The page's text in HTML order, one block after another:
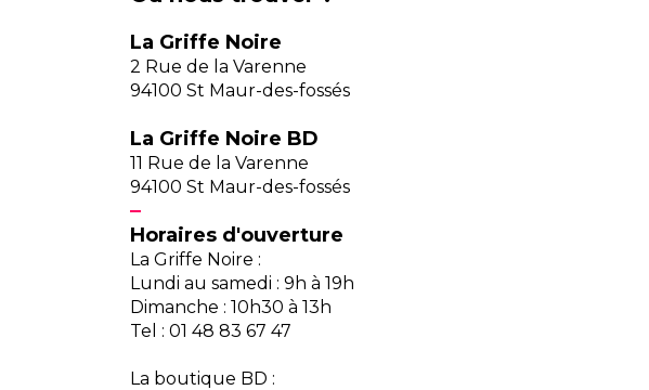
La Griffe Noire
2 Rue de la Varenne
94100 St Maur-des-fossés
La Griffe Noire BD
11 Rue de la Varenne
94100 St Maur-des-fossés
Horaires d'ouverture
La Griffe Noire :
Lundi au samedi : 9h à 19h
Dimanche : 10h30 à 13h
Tel : 01 48 83 67 47
La boutique BD :